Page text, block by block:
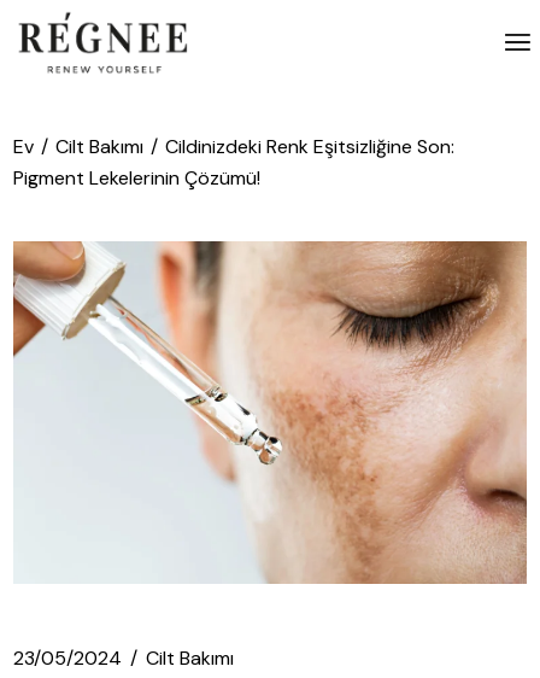
atla
Ev Cilt Bakımı
Cildinizdeki Renk Eşitsizliğine Son:
Pigment Lekelerinin Çözümü!
23/05/2024 Cilt Bakımı